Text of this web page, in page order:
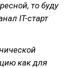
то буду
IT-старт
как для